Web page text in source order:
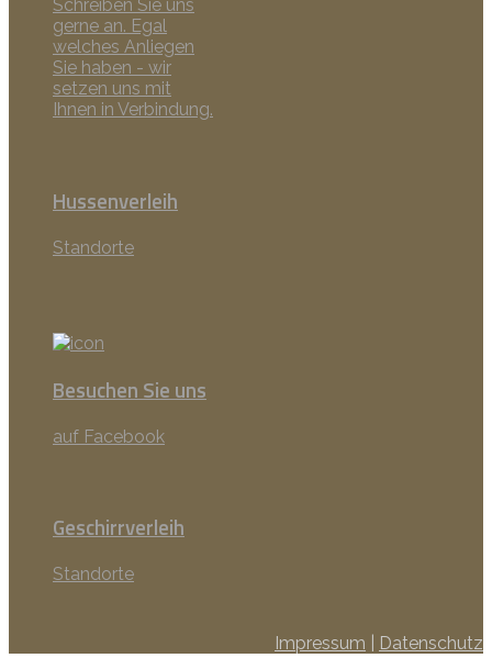
Schreiben Sie uns
gerne an. Egal
welches Anliegen
Sie haben - wir
setzen uns mit
Ihnen in Verbindung.
Hussenverleih
Standorte
Besuchen Sie uns
auf Facebook
Geschirrverleih
Standorte
Impressum
Datenschutz